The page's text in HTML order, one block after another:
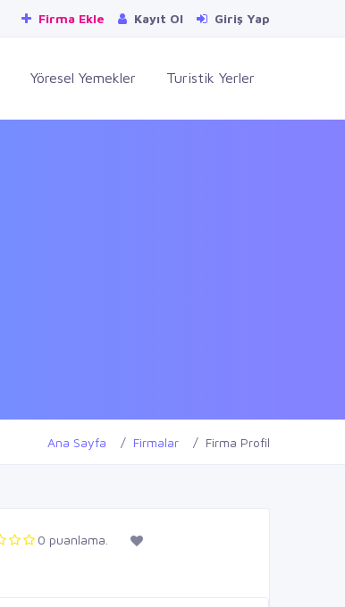
Firma Ekle Kayıt Ol Giriş Yap
Yöresel Yemekler Turistik Yerler
Ana Sayfa Firmalar Firma Profil
0 puanlama.